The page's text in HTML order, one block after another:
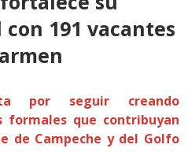
191 vacantes
por seguir creando
formales que contribuyan
de Campeche y del Golfo